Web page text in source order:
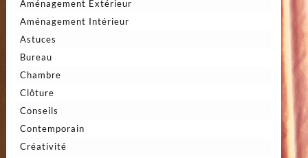
Aménagement Extérieur
Aménagement Intérieur
Astuces
Bureau
Chambre
Clôture
Conseils
Contemporain
Créativité